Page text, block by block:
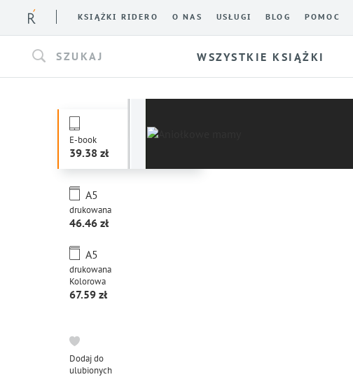
KSIĄŻKI RIDERO O NAS USŁUGI BLOG POMOC
SZUKAJ WSZYSTKIE KSIĄŻKI
E-book
39.38
drukowana
A5
46.46
drukowana
A5
Kolorowa
67.59
Dodaj do
ulubionych